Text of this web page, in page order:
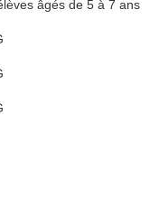
âgés de 5 à 7 ans